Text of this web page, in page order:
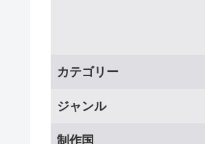
カテゴリー
ジャンル
制作国